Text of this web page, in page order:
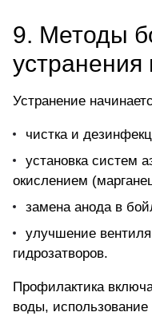
9. Методы
устранения
Устранение
чистка и
установка систем
окислением
замена анода в
улучшение
гидрозатворов.
Профилактика
воды,